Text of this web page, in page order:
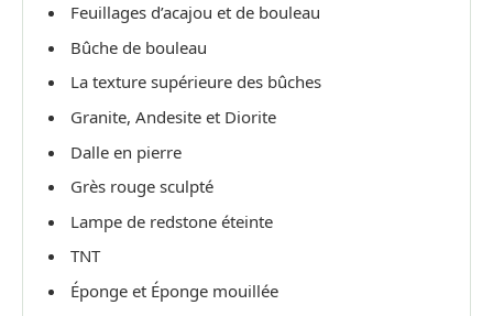
Feuillages d’acajou et de bouleau
Bûche de bouleau
La texture supérieure des bûches
Granite, Andesite et Diorite
Dalle en pierre
Grès rouge sculpté
Lampe de redstone éteinte
TNT
Éponge et Éponge mouillée